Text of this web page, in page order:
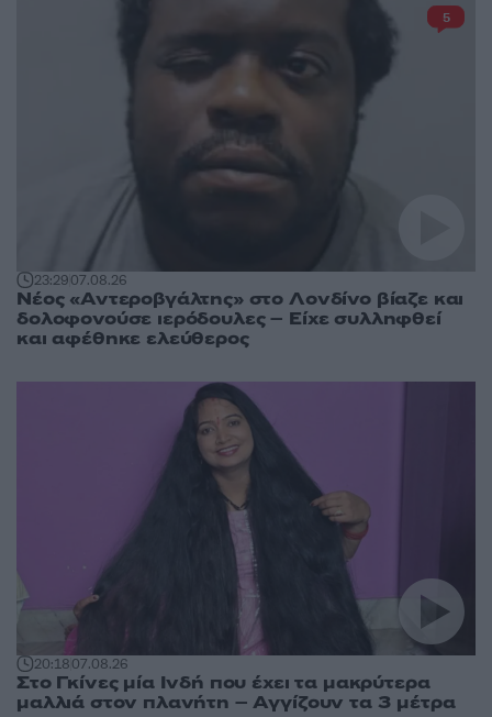
23:2907.08.26
Νέος «Αντεροβγάλτης» στο Λονδίνο βίαζε και
δολοφονούσε ιερόδουλες – Είχε συλληφθεί
και αφέθηκε ελεύθερος
5
20:1807.08.26
Στο Γκίνες μία Ινδή που έχει τα μακρύτερα
μαλλιά στον πλανήτη – Αγγίζουν τα 3 μέτρα